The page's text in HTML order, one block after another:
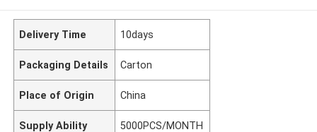
Delivery Time 10days
Packaging Details Carton
Place of Origin China
Supply Ability 5000PCS/MONTH